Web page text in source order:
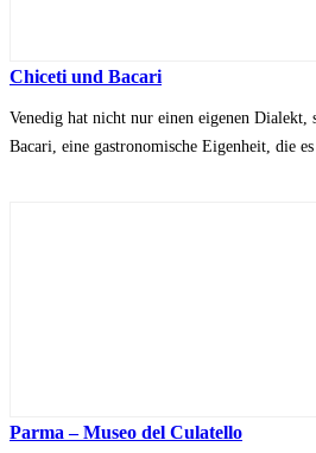
Chiceti und Bacari
Venedig hat nicht nur einen eigenen Dialekt,
Bacari, eine gastronomische Eigenheit, die
Parma – Museo del Culatello